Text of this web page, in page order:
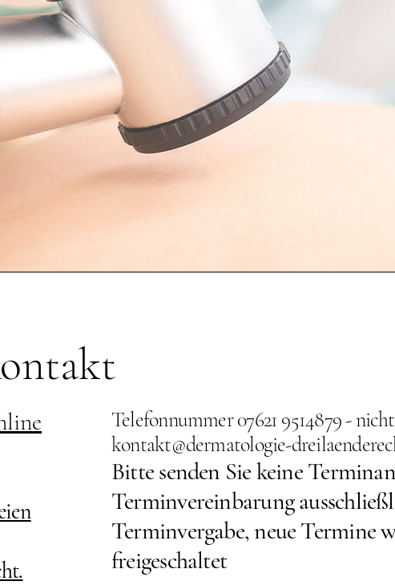
Telefonnummer 07621 9514879 -
kontakt@dermatologie-
Bitte senden Sie keine
Terminvereinbarung
Terminvergabe, neue Termine
freigeschaltet